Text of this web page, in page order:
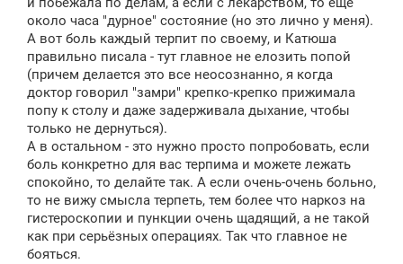
около часа "дурное" состояние (но это лично у меня).
А вот боль каждый терпит по своему, и Катюша
правильно писала - тут главное не елозить попой
(причем делается это все неосознанно, я когда
доктор говорил "замри" крепко-крепко прижимала
попу к столу и даже задерживала дыхание, чтобы
только не дернуться).
А в остальном - это нужно просто попробовать, если
боль конкретно для вас терпима и можете лежать
спокойно, то делайте так. А если очень-очень больно,
то не вижу смысла терпеть, тем более что наркоз на
гистероскопии и пункции очень щадящий, а не такой
как при серьёзных операциях. Так что главное не
бояться.